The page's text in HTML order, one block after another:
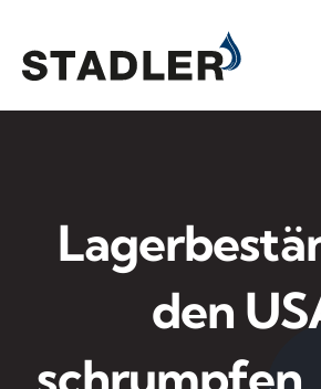
Inhalt
springen
den